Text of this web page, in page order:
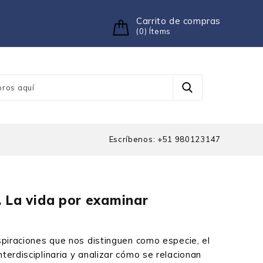
Carrito de compras
(0) Ítems
Escríbenos: +51 980123147
vida por examinar
que nos distinguen como especie, el
y analizar cómo se relacionan